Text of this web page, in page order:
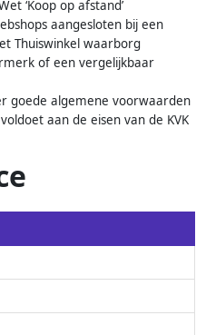
‘Koop op afstand’
aangesloten bij een
Thuiswinkel waarborg
of een vergelijkbaar
goede algemene voorwaarden
aan de eisen van de KVK